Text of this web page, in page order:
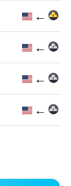
←
←
←
←